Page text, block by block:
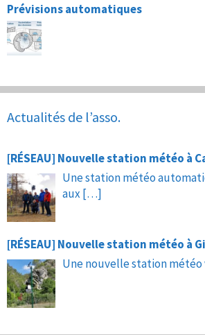
Prévisions automatiques
Actualités de l’asso.
[RÉSEAU] Nouvelle station météo à
Une station météo
aux […]
[RÉSEAU] Nouvelle station météo à
Une nouvelle station